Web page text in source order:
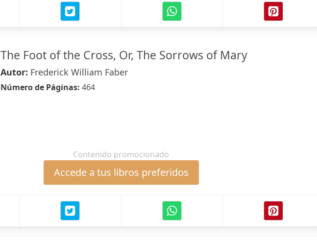
The Foot of the Cross, Or, The Sorrows of Mary
Autor: Frederick William Faber
Número de Páginas: 464
Contenido promocionado
Accede a tus libros preferidos